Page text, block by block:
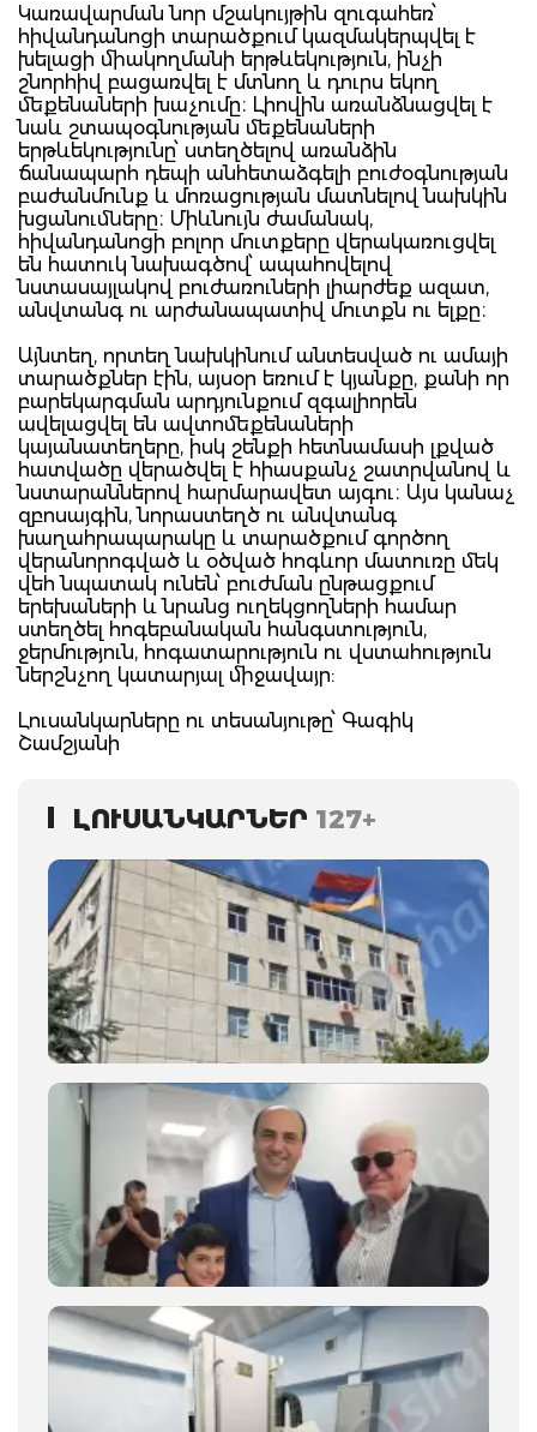
Կառավարման նոր մշակույթին զուգահեռ՝
հիվանդանոցի տարածքում կազմակերպվել է
խելացի միակողմանի երթևեկություն, ինչի
շնորհիվ բացառվել է մտնող և դուրս եկող
մեքենաների խաչումը։ Լիովին առանձնացվել է
նաև շտապօգնության մեքենաների
երթևեկությունը՝ ստեղծելով առանձին
ճանապարհ դեպի անհետաձգելի բուժօգնության
բաժանմունք և մոռացության մատնելով նախկին
խցանումները։ Միևնույն ժամանակ,
հիվանդանոցի բոլոր մուտքերը վերակառուցվել
են հատուկ նախագծով՝ ապահովելով
նստասայլակով բուժառուների լիարժեք ազատ,
անվտանգ ու արժանապատիվ մուտքն ու ելքը։
Այնտեղ, որտեղ նախկինում անտեսված ու ամայի
տարածքներ էին, այսօր եռում է կյանքը, քանի որ
բարեկարգման արդյունքում զգալիորեն
ավելացվել են ավտոմեքենաների
կայանատեղերը, իսկ շենքի հետնամասի լքված
հատվածը վերածվել է հիասքանչ շատրվանով և
նստարաններով հարմարավետ այգու։ Այս կանաչ
զբոսայգին, նորաստեղծ ու անվտանգ
խաղահրապարակը և տարածքում գործող
վերանորոգված և օծված հոգևոր մատուռը մեկ
վեհ նպատակ ունեն՝ բուժման ընթացքում
երեխաների և նրանց ուղեկցողների համար
ստեղծել հոգեբանական հանգստություն,
ջերմություն, հոգատարություն ու վստահություն
ներշնչող կատարյալ միջավայր:
Լուսանկարները ու տեսանյութը՝ Գագիկ
Շամշյանի
ԼՈՒՍԱՆԿԱՐՆԵՐ 127+